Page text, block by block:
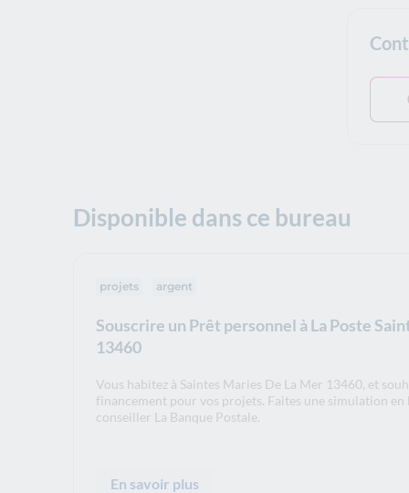
Disponible dans ce bureau
Souscrire un Prêt personnel à La Poste
13460
projets argent
Vous habitez à Saintes Maries De La Mer 13460, et
financement pour vos projets. Faites une simulation en
conseiller La Banque Postale.
En savoir plus